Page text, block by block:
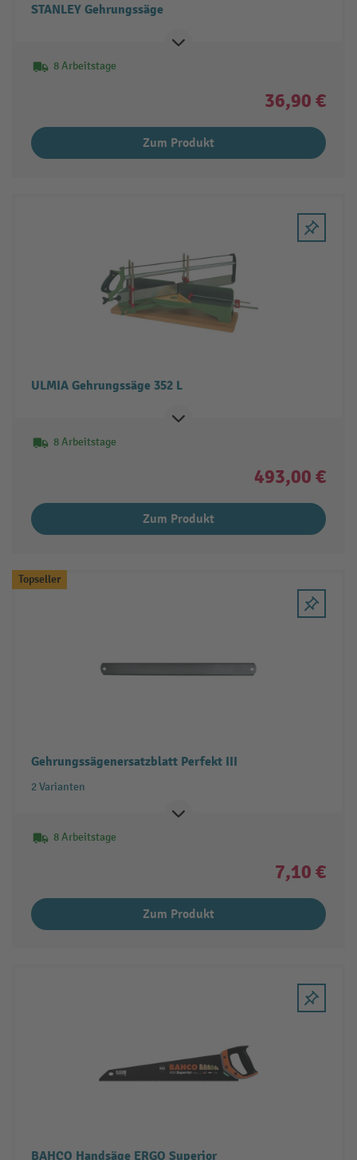
STANLEY Gehrungssäge
8 Arbeitstage
36,90 €
Zum Produkt
ULMIA Gehrungssäge 352 L
8 Arbeitstage
493,00 €
Zum Produkt
Topseller
Gehrungssägenersatzblatt Perfekt III
2 Varianten
8 Arbeitstage
7,10 €
Zum Produkt
BAHCO Handsäge ERGO Superior